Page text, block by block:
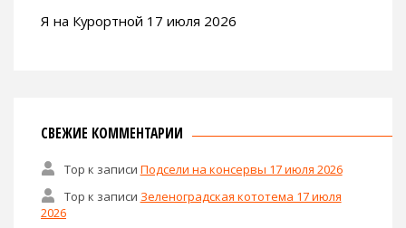
Я на Курортной 17 июля 2026
СВЕЖИЕ КОММЕНТАРИИ
Тор к записи Подсели на консервы 17 июля 2026
Тор к записи Зеленоградская кототема 17 июля
2026